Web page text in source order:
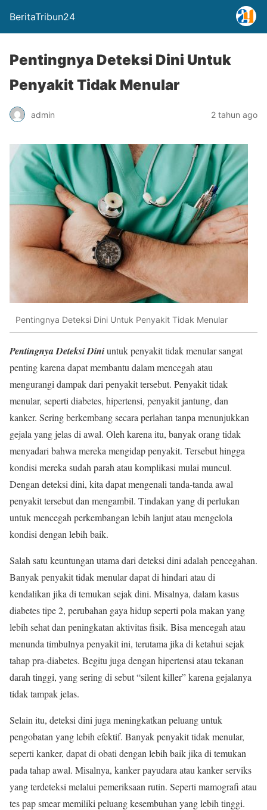
BeritaTribun24
Pentingnya Deteksi Dini Untuk
Penyakit Tidak Menular
admin 2 tahun ago
Pentingnya Deteksi Dini Untuk Penyakit Tidak Menular
Pentingnya Deteksi Diniuntuk penyakit tidak menular sangat
penting karena dapat membantu dalam mencegah atau
mengurangi dampak dari penyakit tersebut. Penyakit tidak
menular, seperti diabetes, hipertensi, penyakit jantung, dan
kanker. Sering berkembang secara perlahan tanpa menunjukkan
gejala yang jelas di awal. Oleh karena itu, banyak orang tidak
menyadari bahwa mereka mengidap penyakit. Tersebut hingga
kondisi mereka sudah parah atau komplikasi mulai muncul.
Dengan deteksi dini, kita dapat mengenali tanda-tanda awal
penyakit tersebut dan mengambil. Tindakan yang di perlukan
untuk mencegah perkembangan lebih lanjut atau mengelola
kondisi dengan lebih baik.
Salah satu keuntungan utama dari deteksi dini adalah pencegahan.
Banyak penyakit tidak menular dapat di hindari atau di
kendalikan jika di temukan sejak dini. Misalnya, dalam kasus
diabetes tipe 2, perubahan gaya hidup seperti pola makan yang
lebih sehat dan peningkatan aktivitas fisik. Bisa mencegah atau
menunda timbulnya penyakit ini, terutama jika di ketahui sejak
tahap pra-diabetes. Begitu juga dengan hipertensi atau tekanan
darah tinggi, yang sering di sebut “silent killer” karena gejalanya
tidak tampak jelas.
Selain itu, deteksi dini juga meningkatkan peluang untuk
pengobatan yang lebih efektif. Banyak penyakit tidak menular,
seperti kanker, dapat di obati dengan lebih baik jika di temukan
pada tahap awal. Misalnya, kanker payudara atau kanker serviks
yang terdeteksi melalui pemeriksaan rutin. Seperti mamografi atau
tes pap smear memiliki peluang kesembuhan yang lebih tinggi.